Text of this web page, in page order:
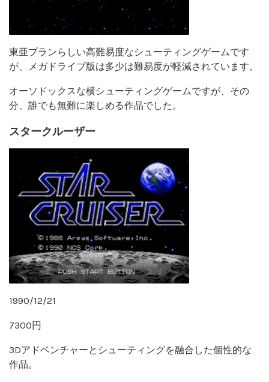
東亜プランらしい高難易度なシューティングゲームです
が、メガドライブ版は多少は難易度が軽減されています。
オーソドックスな横シューティングゲームですが、その
分、誰でも無難に楽しめる作品でした。
スタークルーザー
1990/12/21
7300円
3Dアドベンチャーとシューティングを融合した個性的な
作品。